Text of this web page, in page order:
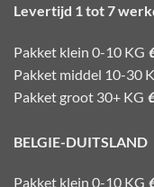
Levertijd 1 tot 7
Pakket klein 0-10 KG
Pakket middel 10-30
Pakket groot 30+ KG
BELGIE-DUITSLAND
Pakket klein 0-10 KG